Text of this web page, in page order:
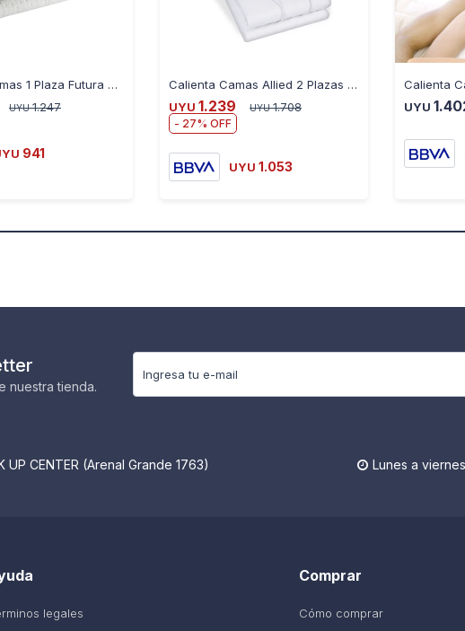
Calienta Camas 1 Plaza Futura FUT-CC105
UYU 1.247
941
Calienta Camas Allied 2 Plazas BW02
UYU 1.239 UYU 1.708
27
UYU 1.053
UYU
nuestra tienda.
UP CENTER (Arenal Grande 1763)  Lunes a
legales
Comprar
Cómo comprar